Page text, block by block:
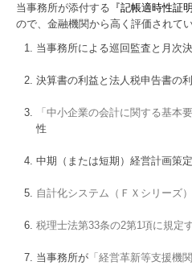
当事務所が添付する 『記帳適時性証
ので、金融機関から高く評価されてい
当事務所による巡回監査と月次
決算書の利益と法人税申告書の
「中小企業の会計に関する基本要
性
中期（または短期）経営計画策
自計化システム（ＦＸシリーズ）
税理士法第33条の2第1項に規定
当事務所が 「経営革新等支援機関